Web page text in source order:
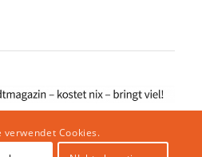
verwendet Cookies.